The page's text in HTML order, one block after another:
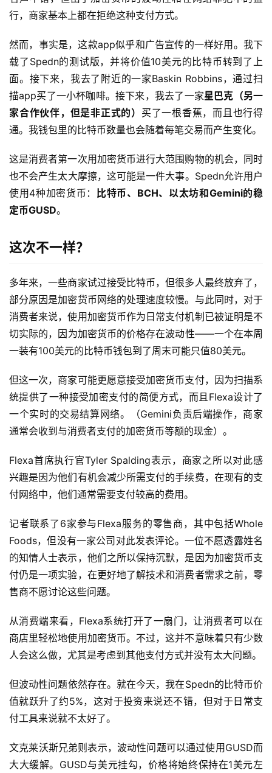
行，商家基本上都在拒绝这种支付方式。
然而，事实是，这款app似乎和广告宣传的一样好用。我下
载了Spedn的测试版，并将价值10美元的比特币转到了上
面。接下来，我去了附近的一家Baskin Robbins，通过扫
描app买了一小杯咖啡。接下来，我去了一家星巴克（另一
家合作伙伴，但是非正式的） 买了一根香蕉，而且也行得
通。我钱包里的比特币数量也会随着每笔交易而产生变化。
这是消费者第一次用加密货币进行大范围购物的机会，同时
也不会产生太大摩擦，这可能是一件大事。Spedn允许用户
使用4种加密货币： 比特币、BCH、以太坊和Gemini的稳
定币GUSD。
这次不一样？
多年来，一些商家试过接受比特币，但很多人最终放弃了，
部分原因是加密货币网络的处理速度较慢。与此同时，对于
消费者来说，使用加密货币作为日常支付机制已被证明是不
切实际的，因为加密货币的价格存在波动性——一个在本周
一装有100美元的比特币钱包到了周末可能只值80美元。
但这一次，商家可能更愿意接受加密货币支付，因为扫描系
统提供了一种接受加密支付的简便方式，而且Flexa设计了
一个实时的交易结算网络。（Gemini负责后端操作，商家
通常会收到与消费者支付的加密货币等额的现金）。
Flexa首席执行官Tyler Spalding表示，商家之所以对此感
兴趣是因为他们有机会减少所需支付的手续费，在现有的支
付网络中，他们通常需要支付较高的费用。
记者联系了6家参与Flexa服务的零售商，其中包括Whole
Foods，但没有一家公司对此发表评论。一位不愿透露姓名
的知情人士表示，他们之所以保持沉默，是因为加密货币支
付仍是一项实验，在更好地了解技术和消费者需求之前，零
售商不愿讨论这些问题。
从消费端来看，Flexa系统打开了一扇门，让消费者可以在
商店里轻松地使用加密货币。不过，这并不意味着只有少数
人会这么做，尤其是考虑到其他支付方式并没有太大问题。
但波动性问题依然存在。就在今天，我在Spedn的比特币价
值就跃升了约5%，这对于投资来说还不错，但对于日常支
付工具来说就不太好了。
文克莱沃斯兄弟则表示，波动性问题可以通过使用GUSD而
大大缓解。GUSD与美元挂勾，价格将始终保持在1美元左